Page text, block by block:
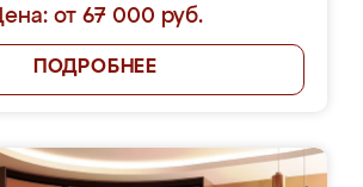
от 67 000 руб.
ПОДРОБНЕЕ